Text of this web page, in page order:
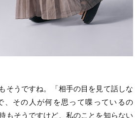
そうですね。「相手の目を見て話しな
、その人が何を思って喋っているの
そうですけど、私のことを知らない